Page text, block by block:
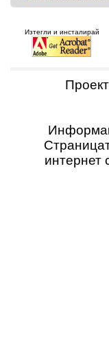
Изтегли и инсталирай
интернет